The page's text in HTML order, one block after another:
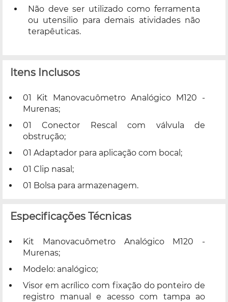
Não deve ser utilizado como ferramenta
ou utensilio para demais atividades não
terapêuticas.
Itens Inclusos
01 Kit Manovacuômetro Analógico M120 -
Murenas;
01 Conector Rescal com válvula de
obstrução;
01 Adaptador para aplicação com bocal;
01 Clip nasal;
01 Bolsa para armazenagem.
Especificações Técnicas
Kit Manovacuômetro Analógico M120 -
Murenas;
Modelo: analógico;
Visor em acrílico com fixação do ponteiro de
registro manual e acesso com tampa ao